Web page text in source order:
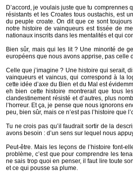
D’accord, je voulais juste que tu
résistants et les Croates tous oustachis, est
du peuple croate. On dit que ce sont
notre histoire de vainqueurs est tissée de
nationaux inscrits dans les mentalités et qui
Bien sûr, mais qui les lit ? Une minorité de
européens que nous avons apprise, pas celle
Celle que j’imagine ? Une histoire qui serait,
vainqueurs et vaincus, qui correspond à la
cette idée d’axe du Bien et du Mal est
eh bien cette histoire montrerait que tous
clandestinement résisté et d’autres, plus
l’horreur. Et ça, je pense que nous ignorons
peu, bien sûr, mais ce n’est pas l’histoire que
Tu ne crois pas qu’il faudrait sortir de la
avons besoin : d’un sens sur lequel nous
Peut-être. Mais les leçons de l’histoire font-
problème, c’est que pour comprendre les
ne sais trop quoi en penser, il faut lire toute
et ce qui pousse sa plume.